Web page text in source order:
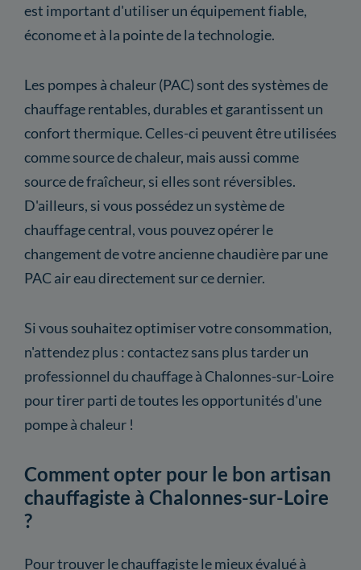
est important d'utiliser un équipement fiable,
économe et à la pointe de la technologie.
Les pompes à chaleur (PAC) sont des systèmes de
chauffage rentables, durables et garantissent un
confort thermique. Celles-ci peuvent être utilisées
comme source de chaleur, mais aussi comme
source de fraîcheur, si elles sont réversibles.
D'ailleurs, si vous possédez un système de
chauffage central, vous pouvez opérer le
changement de votre ancienne chaudière par une
PAC air eau directement sur ce dernier.
Si vous souhaitez optimiser votre consommation,
n'attendez plus : contactez sans plus tarder un
professionnel du chauffage à Chalonnes-sur-Loire
pour tirer parti de toutes les opportunités d'une
pompe à chaleur !
Comment opter pour le bon artisan
chauffagiste à Chalonnes-sur-Loire
?
Pour trouver le chauffagiste le mieux évalué à